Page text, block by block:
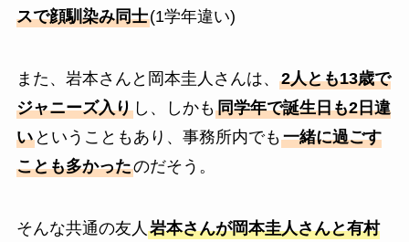
スで顔馴染み同士(1学年違い)
また、岩本さんと岡本圭人さんは、 2人とも13歳で
ジャニーズ入りし、しかも同学年で誕生日も2日違
いということもあり、事務所内でも一緒に過ごす
ことも多かったのだそう。
そんな共通の友人 岩本さんが岡本圭人さんと有村